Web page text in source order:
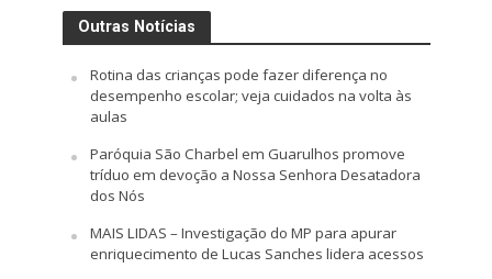
Outras Notícias
Rotina das crianças pode fazer diferença no
desempenho escolar; veja cuidados na volta às
aulas
Paróquia São Charbel em Guarulhos promove
tríduo em devoção a Nossa Senhora Desatadora
dos Nós
MAIS LIDAS – Investigação do MP para apurar
enriquecimento de Lucas Sanches lidera acessos